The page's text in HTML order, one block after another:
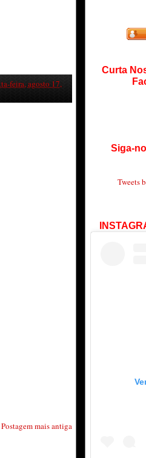
feira, agosto 17,
Postagem mais antiga
Curta
Siga-
Tweets